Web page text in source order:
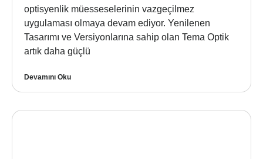
optisyenlik müesseselerinin vazgeçilmez
uygulaması olmaya devam ediyor. Yenilenen
Tasarımı ve Versiyonlarına sahip olan Tema Optik
artık daha güçlü
Devamını Oku